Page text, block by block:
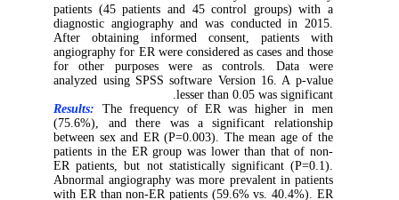
patients (45 patients and 45 control groups) with a
diagnostic angiography and was conducted in 2015.
After obtaining informed consent, patients with
angiography for ER were considered as cases and those
for other purposes were as controls. Data were
analyzed using SPSS software Version 16. A p-value
lesser than 0.05 was significant.
Results: The frequency of ER was higher in men
(75.6%), and there was a significant relationship
between sex and ER (P=0.003). The mean age of the
patients in the ER group was lower than that of non-
ER patients, but not statistically significant (P=0.1).
Abnormal angiography was more prevalent in patients
with ER than non-ER patients (59.6% vs. 40.4%). ER